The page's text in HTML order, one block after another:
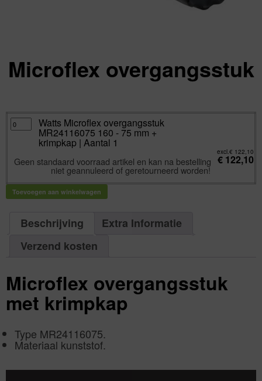
Microflex overgangsstuk
Watts
Microflex
overgangsstuk
MR24116075
75
mm
|
Aantal
1
Watts Microflex overgangsstuk
MR24116075 160 - 75 mm +
krimpkap | Aantal 1
excl.€ 122,10
€ 122,10
Geen standaard voorraad artikel en kan na bestelling
niet geannuleerd of geretourneerd worden!
Toevoegen aan winkelwagen
Beschrijving
Extra Informatie
Verzend kosten
Microflex overgangsstuk
met krimpkap
Type MR24116075.
Materiaal kunststof.